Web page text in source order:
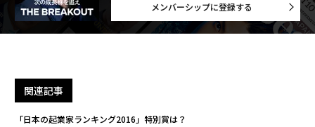
メンバーシップに登録する
関連記事
「日本の起業家ランキング2016」特別賞は？